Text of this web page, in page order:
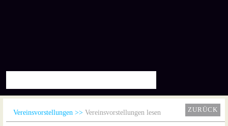
ZURÜCK
Vereinsvorstellungen Vereinsvorstellungen lesen